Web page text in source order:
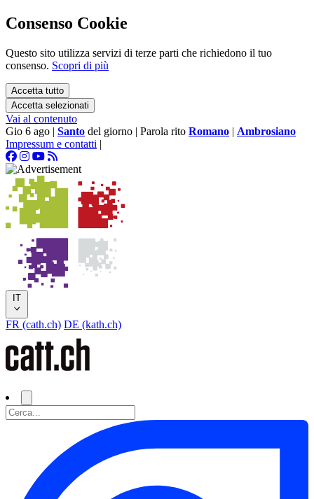
Consenso Cookie
Questo sito utilizza servizi di terze parti che richiedono il tuo
consenso. Scopri di più
Accetta tutto
Accetta selezionati
Vai al contenuto
Gio 6 ago | Santo del giorno | Parola rito Romano | Ambrosiano
Impressum e contatti |
IT
FR (cath.ch) DE (kath.ch)